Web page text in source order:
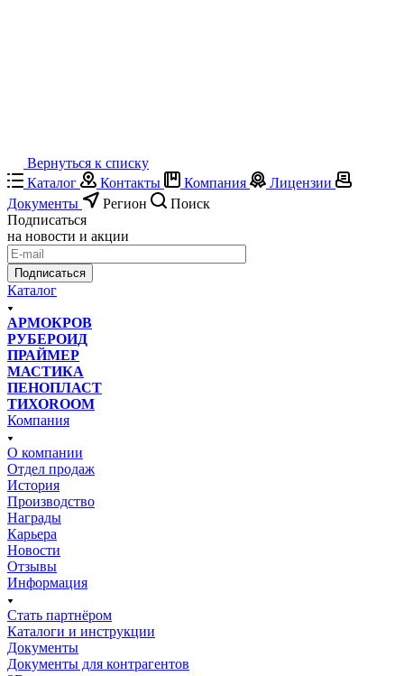
Вернуться к списку
Каталог
Контакты Компания
Лицензии
Документы
Регион
Поиск
Подписаться
на новости и акции
Подписаться
Каталог
АРМОКРОВ
РУБЕРОИД
ПРАЙМЕР
МАСТИКА
ПЕНОПЛАСТ
ТИХОROOM
Компания
О компании
Отдел продаж
История
Производство
Награды
Карьера
Новости
Отзывы
Информация
Стать партнёром
Каталоги и инструкции
Документы
Документы для контрагентов